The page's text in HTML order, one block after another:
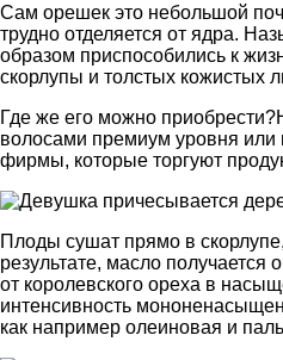
Сам орешек это небольшой
трудно отделяется от ядра.
образом приспособились к
скорлупы и толстых кожистых
Где же его можно
волосами премиум уровня или
фирмы, которые торгуют
Плоды сушат прямо в
результате, масло
от королевского ореха в
интенсивность
как например олеиновая и